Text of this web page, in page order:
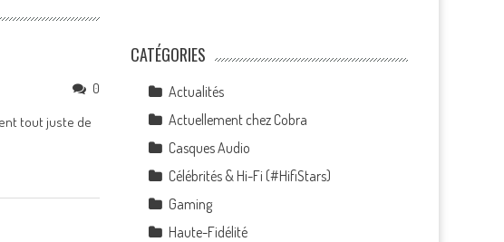
0
tout juste de
CATÉGORIES
Actualités
Actuellement chez Cobra
Casques Audio
Célébrités & Hi-Fi (#HifiStars)
Gaming
Haute-Fidélité